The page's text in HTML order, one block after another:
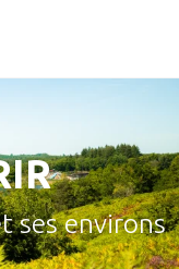
ses environs